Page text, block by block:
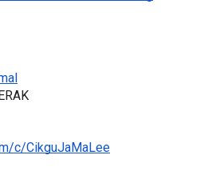
c/CikguJaMaLee